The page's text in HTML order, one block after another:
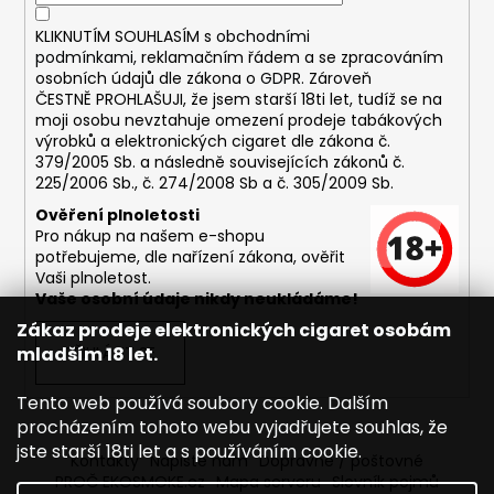
Zákaz prodeje elektronických cigaret osobám
mladším 18 let.
Tento web používá soubory cookie. Dalším
procházením tohoto webu vyjadřujete souhlas, že
jste starší 18ti let a s používáním cookie.
KLIKNUTÍM SOUHLASÍM s obchodními
podmínkami, reklamačním řádem a se zpracováním
osobních údajů dle zákona o GDPR. Zároveň
ČESTNĚ PROHLAŠUJI, že jsem starší 18ti let, tudíž se na
moji osobu nevztahuje omezení prodeje tabákových
výrobků a elektronických cigaret dle zákona č.
379/2005 Sb. a následně souvisejících zákonů č.
225/2006 Sb., č. 274/2008 Sb a č. 305/2009 Sb.
Ověření plnoletosti
Pro nákup na našem e-shopu
potřebujeme, dle nařízení zákona, ověřit
Vaši plnoletost.
Vaše osobní údaje nikdy neukládáme!
PŘIHLÁSIT SE
Kontakty Napište nám Dopravné / poštovné
PROČ EKOSMOKE.cz Mapa serveru Slovník pojmů